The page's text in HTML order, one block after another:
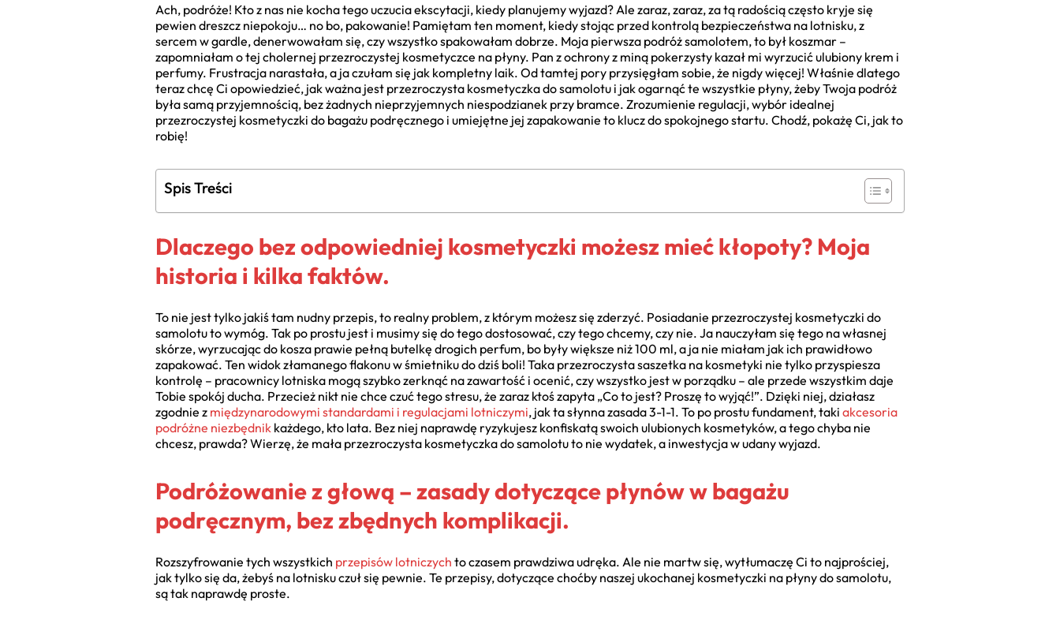
Ach, podróże! Kto z nas nie kocha tego uczucia ekscytacji, kiedy planujemy wyjazd? Ale zaraz, zaraz, za tą radością często kryje się
pewien dreszcz niepokoju… no bo, pakowanie! Pamiętam ten moment, kiedy stojąc przed kontrolą bezpieczeństwa na lotnisku, z
sercem w gardle, denerwowałam się, czy wszystko spakowałam dobrze. Moja pierwsza podróż samolotem, to był koszmar –
zapomniałam o tej cholernej przezroczystej kosmetyczce na płyny. Pan z ochrony z miną pokerzysty kazał mi wyrzucić ulubiony krem i
perfumy. Frustracja narastała, a ja czułam się jak kompletny laik. Od tamtej pory przysięgłam sobie, że nigdy więcej! Właśnie dlatego
teraz chcę Ci opowiedzieć, jak ważna jest przezroczysta kosmetyczka do samolotu i jak ogarnąć te wszystkie płyny, żeby Twoja podróż
była samą przyjemnością, bez żadnych nieprzyjemnych niespodzianek przy bramce. Zrozumienie regulacji, wybór idealnej
przezroczystej kosmetyczki do bagażu podręcznego i umiejętne jej zapakowanie to klucz do spokojnego startu. Chodź, pokażę Ci, jak to
robię!
Spis Treści
Dlaczego bez odpowiedniej kosmetyczki możesz mieć kłopoty? Moja
historia i kilka faktów.
To nie jest tylko jakiś tam nudny przepis, to realny problem, z którym możesz się zderzyć. Posiadanie przezroczystej kosmetyczki do
samolotu to wymóg. Tak po prostu jest i musimy się do tego dostosować, czy tego chcemy, czy nie. Ja nauczyłam się tego na własnej
skórze, wyrzucając do kosza prawie pełną butelkę drogich perfum, bo były większe niż 100 ml, a ja nie miałam jak ich prawidłowo
zapakować. Ten widok złamanego flakonu w śmietniku do dziś boli! Taka przezroczysta saszetka na kosmetyki nie tylko przyspiesza
kontrolę – pracownicy lotniska mogą szybko zerknąć na zawartość i ocenić, czy wszystko jest w porządku – ale przede wszystkim daje
Tobie spokój ducha. Przecież nikt nie chce czuć tego stresu, że zaraz ktoś zapyta „Co to jest? Proszę to wyjąć!”. Dzięki niej, działasz
zgodnie z międzynarodowymi standardami i regulacjami lotniczymi, jak ta słynna zasada 3-1-1. To po prostu fundament, taki akcesoria
podróżne niezbędnik każdego, kto lata. Bez niej naprawdę ryzykujesz konfiskatą swoich ulubionych kosmetyków, a tego chyba nie
chcesz, prawda? Wierzę, że mała przezroczysta kosmetyczka do samolotu to nie wydatek, a inwestycja w udany wyjazd.
Podróżowanie z głową – zasady dotyczące płynów w bagażu
podręcznym, bez zbędnych komplikacji.
Rozszyfrowanie tych wszystkich przepisów lotniczych to czasem prawdziwa udręka. Ale nie martw się, wytłumaczę Ci to najprościej,
jak tylko się da, żebyś na lotnisku czuł się pewnie. Te przepisy, dotyczące choćby naszej ukochanej kosmetyczki na płyny do samolotu,
są tak naprawdę proste.